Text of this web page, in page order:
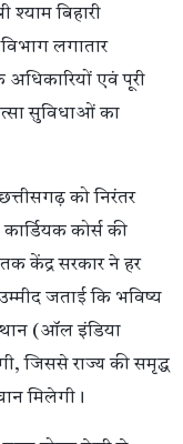
श्याम बिहारी
लगातार
एवं पूरी
सुविधाओं का
को निरंतर
कोर्स की
केंद्र सरकार ने हर
जताई कि भविष्य
(ऑल इंडिया
जिससे राज्य की समृद्ध
मिलेगी।